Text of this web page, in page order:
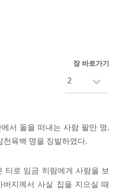
장 바로가기
서 돌을 떠내는 사람 팔만 명,
천육백 명을 징발하였다.
티로 임금 히람에게 사람을 보
버지께서 사실 집을 지으실 때